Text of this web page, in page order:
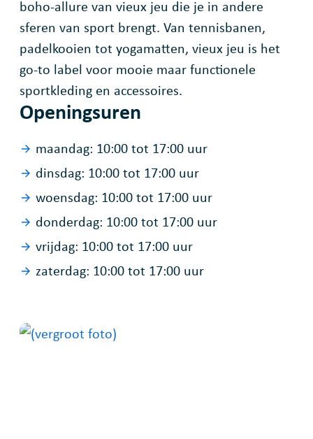
boho-allure van vieux jeu die je in andere
sferen van sport brengt. Van tennisbanen,
padelkooien tot yogamatten, vieux jeu is het
go-to label voor mooie maar functionele
sportkleding en accessoires.
Openingsuren
maandag: 10:00tot 17:00 uur
dinsdag: 10:00tot 17:00 uur
woensdag: 10:00tot 17:00 uur
donderdag: 10:00tot 17:00 uur
vrijdag: 10:00tot 17:00 uur
zaterdag: 10:00tot 17:00 uur